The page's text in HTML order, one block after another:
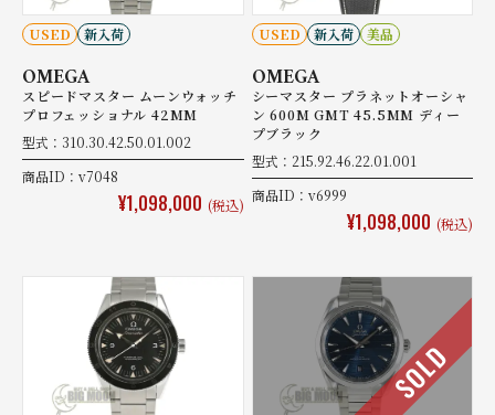
USED 新入荷
OMEGA
スピードマスター ムーンウォッチ
プロフェッショナル 42MM
型式：310.30.42.50.01.002
商品ID：v7048
¥1,098,000 (税込)
USED 新入荷 美品
OMEGA
シーマスター プラネットオーシャ
ン 600M GMT 45.5MM ディー
プブラック
型式：215.92.46.22.01.001
商品ID：v6999
¥1,098,000 (税込)
SOLD